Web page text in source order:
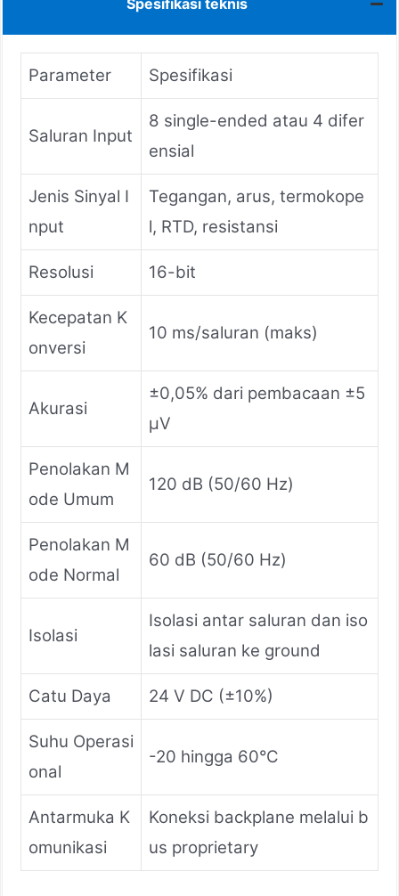
Spesifikasi teknis
Parameter Spesifikasi
Saluran Input
8 single-ended atau 4 difer
ensial
Jenis Sinyal I
nput
Tegangan, arus, termokope
l, RTD, resistansi
Resolusi 16-bit
Kecepatan K
onversi
10 ms/saluran (maks)
Akurasi
±0,05% dari pembacaan ±5
μV
Penolakan M
ode Umum
120 dB (50/60 Hz)
Penolakan M
ode Normal
60 dB (50/60 Hz)
Isolasi
Isolasi antar saluran dan iso
lasi saluran ke ground
Catu Daya 24 V DC (±10%)
Suhu Operasi
onal
-20 hingga 60°C
Antarmuka K
omunikasi
Koneksi backplane melalui b
us proprietary